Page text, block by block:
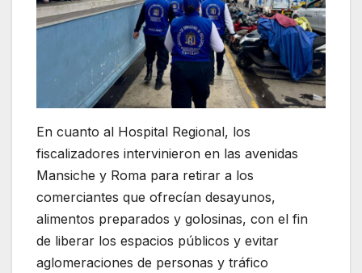
En cuanto al Hospital Regional, los
fiscalizadores intervinieron en las avenidas
Mansiche y Roma para retirar a los
comerciantes que ofrecían desayunos,
alimentos preparados y golosinas, con el fin
de liberar los espacios públicos y evitar
aglomeraciones de personas y tráfico